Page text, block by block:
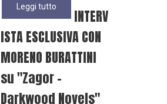
Leggi tutto
INTERV
ISTA ESCLUSIVA CON
MORENO BURATTINI
su "Zagor -
Darkwood Novels"